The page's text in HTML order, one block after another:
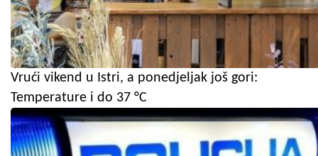
Vrući vikend u Istri, a ponedjeljak još gori:
Temperature i do 37 °C